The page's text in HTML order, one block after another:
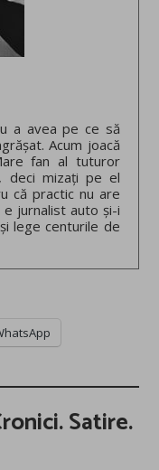
a avea pe ce să
Acum joacă
fan al tuturor
deci mizați pe el
că practic nu are
e jurnalist auto și-i
lege centurile de
Satire.